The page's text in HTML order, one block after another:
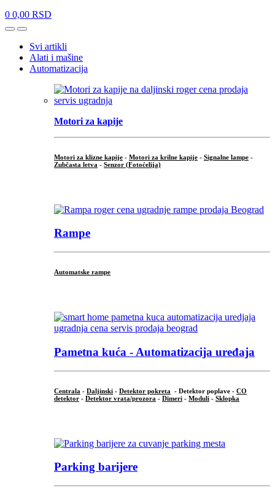
0 0,00 RSD
OpenClose
Svi artikli
Alati i mašine
Automatizacija
Motori za kapije
Motori za klizne kapije - Motori za krilne kapije - Signalne lampe -
Zubčasta letva - Senzor (Fotoćelija)
Rampe
Automatske rampe
Pametna kuća - Automatizacija uređaja
Centrala - Daljinski - Detektor pokreta - Detektor poplave - CO
detektor - Detektor vrata/prozora - Dimeri - Moduli - Sklopka
Parking barijere